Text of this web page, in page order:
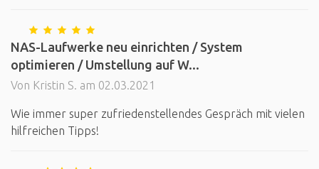
NAS-Laufwerke neu einrichten / System
optimieren / Umstellung auf W...
Von Kristin S. am 02.03.2021
Wie immer super zufriedenstellendes Gespräch mit vielen
hilfreichen Tipps!